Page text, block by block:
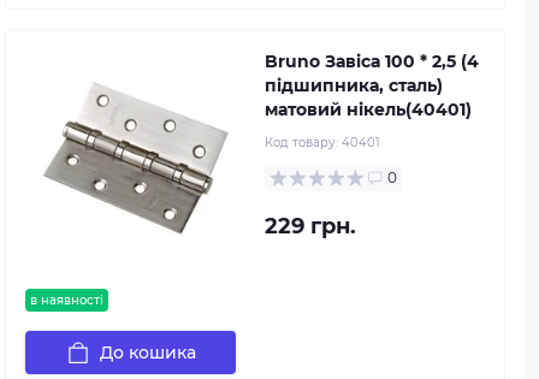
в наявності
Bruno Завіса 100 * 2,5 (4
підшипника, сталь)
матовий нікель(40401)
Код товару: 40401
0
229 грн.
До кошика